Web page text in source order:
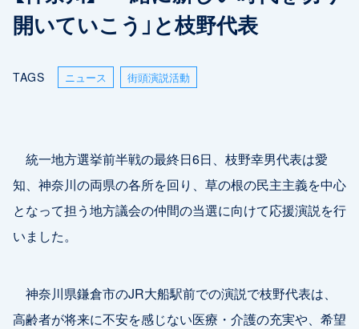
開いていこう」と枝野代表
TAGS ニュース 街頭演説活動
統一地方選挙前半戦の最終日6日、枝野幸男代表は愛
知、神奈川の両県の各所を回り、草の根の民主主義を中心
となって担う地方議会の仲間の当選に向けて応援演説を行
いました。
神奈川県鎌倉市のJR大船駅前での演説で枝野代表は、
高齢者が将来に不安を感じない医療・介護の充実や、希望